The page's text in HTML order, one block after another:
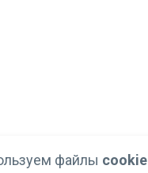
файлы cookie